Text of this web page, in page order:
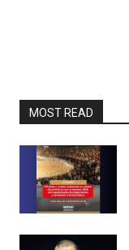
MOST READ